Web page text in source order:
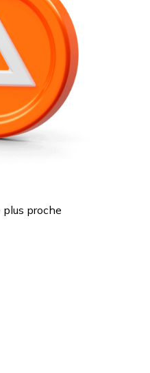
proche